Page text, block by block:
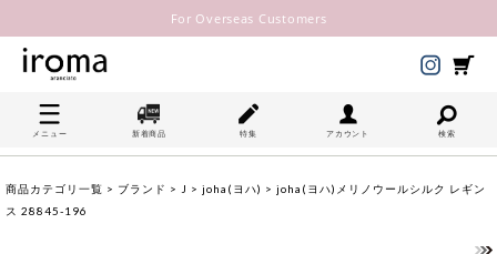
For Overseas Customers
メニュー 新着商品 特集 アカウント 検索
商品カテゴリ一覧 > ブランド > J > joha(ヨハ) > joha(ヨハ)メリノウールシルク レギン
ス 28845-196